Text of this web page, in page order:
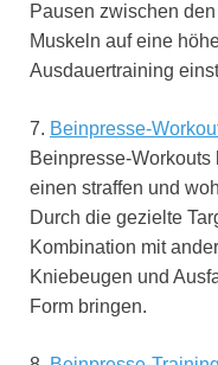
Pausen zwischen
Muskeln auf eine
Ausdauertraining
7. Beinpresse-
Beinpresse-
einen straffen und
Durch die gezielte
Kombination mit
Kniebeugen und
Form bringen.